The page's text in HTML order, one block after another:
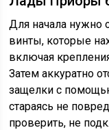
Для начала нужно
винты, которые
включая
Затем аккуратно
защелки с
стараясь не
проверить, не